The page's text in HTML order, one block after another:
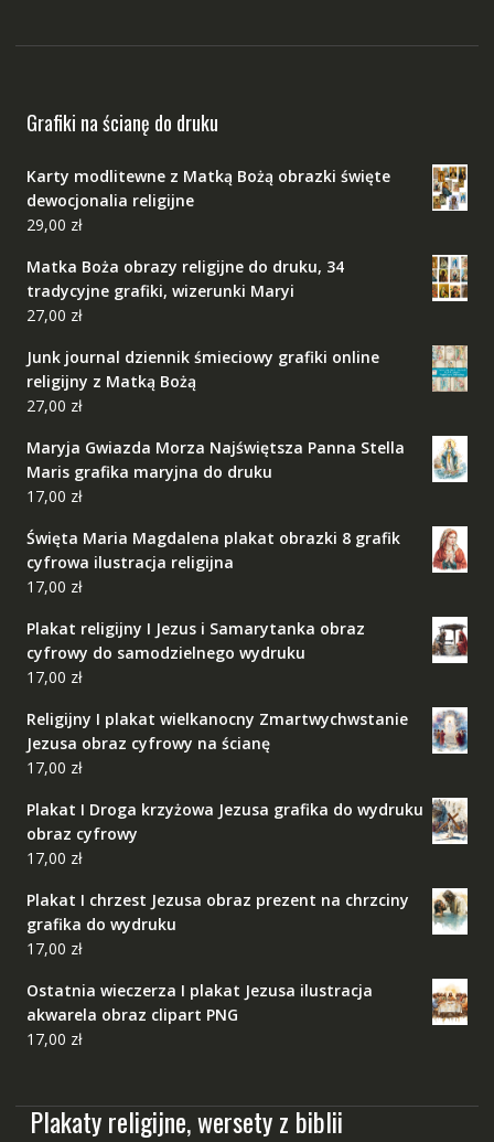
Grafiki na ścianę do druku
Karty modlitewne z Matką Bożą obrazki święte
dewocjonalia religijne
29,00 zł
Matka Boża obrazy religijne do druku, 34
tradycyjne grafiki, wizerunki Maryi
27,00 zł
Junk journal dziennik śmieciowy grafiki online
religijny z Matką Bożą
27,00 zł
Maryja Gwiazda Morza Najświętsza Panna Stella
Maris grafika maryjna do druku
17,00 zł
Święta Maria Magdalena plakat obrazki 8 grafik
cyfrowa ilustracja religijna
17,00 zł
Plakat religijny I Jezus i Samarytanka obraz
cyfrowy do samodzielnego wydruku
17,00 zł
Religijny I plakat wielkanocny Zmartwychwstanie
Jezusa obraz cyfrowy na ścianę
17,00 zł
Plakat I Droga krzyżowa Jezusa grafika do wydruku
obraz cyfrowy
17,00 zł
Plakat I chrzest Jezusa obraz prezent na chrzciny
grafika do wydruku
17,00 zł
Ostatnia wieczerza I plakat Jezusa ilustracja
akwarela obraz clipart PNG
17,00 zł
Plakaty religijne, wersety z biblii